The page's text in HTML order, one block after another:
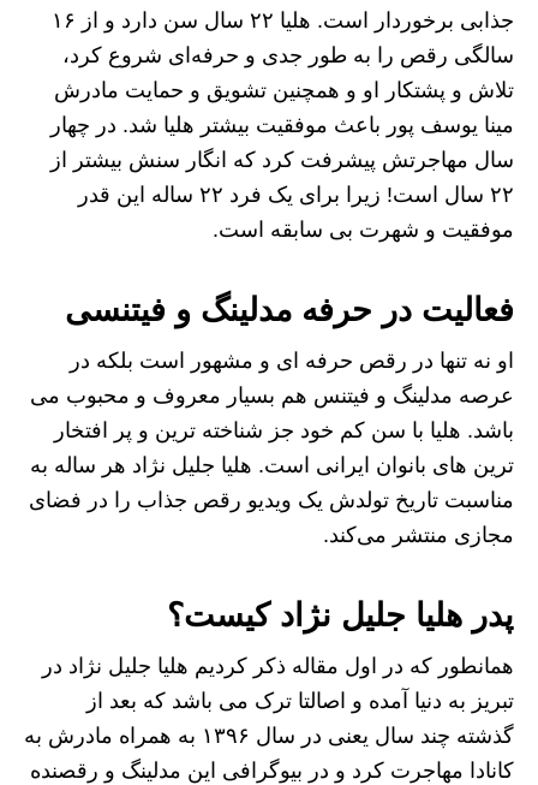
جذابی برخوردار است. هلیا ۲۲ سال سن دارد و از ۱۶
سالگی رقص را به طور جدی و حرفه‌ای شروع کرد،
تلاش و پشتکار او و همچنین تشویق و حمایت مادرش
مینا یوسف پور باعث موفقیت بیشتر هلیا شد. در چهار
سال مهاجرتش پیشرفت کرد که انگار سنش بیشتر از
۲۲ سال است! زیرا برای یک فرد ۲۲ ساله این قدر
موفقیت و شهرت بی سابقه است.
فعالیت در حرفه مدلینگ و فیتنسی
او نه تنها در رقص حرفه ای و مشهور است بلکه در
عرصه مدلینگ و فیتنس هم بسیار معروف و محبوب می
باشد. هلیا با سن کم خود جز شناخته ترین و پر افتخار
ترین های بانوان ایرانی است. هلیا جلیل نژاد هر ساله به
مناسبت تاریخ تولدش یک ویدیو رقص جذاب را در فضای
مجازی منتشر می‌کند.
پدر هلیا جلیل نژاد کیست؟
همانطور که در اول مقاله ذکر کردیم هلیا جلیل نژاد در
تبریز به دنیا آمده و اصالتا ترک می باشد که بعد از
گذشته چند سال یعنی در سال ۱۳۹۶ به همراه مادرش به
کانادا مهاجرت کرد و در بیوگرافی این مدلینگ و رقصنده